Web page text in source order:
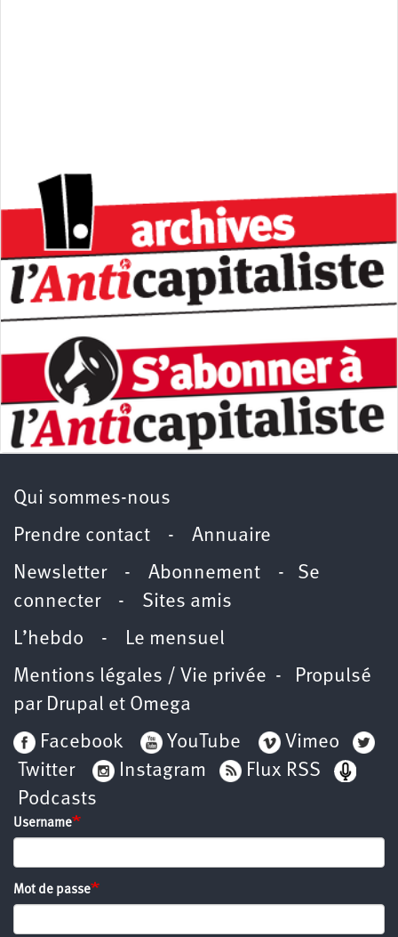
Qui sommes-nous
Prendre contact - Annuaire
Newsletter - Abonnement - Se
connecter- Sites amis
L’hebdo - Le mensuel
Mentions légales / Vie privée - Propulsé
par Drupal et Omega
Facebook
YouTube
Vimeo
Twitter
Instagram
Flux RSS
Podcasts
Username
Mot de passe